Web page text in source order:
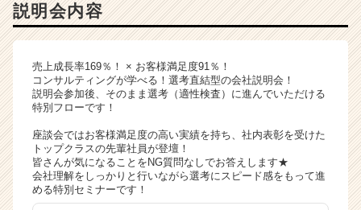
カ
ウ
ト
届
く
就
活
サ
説明会内容
売上成長率169％！ × お客様満足度91％！
コンサルティングが学べる！選考直結型の会社説明会！
説明会参加後、そのまま選考（適性検査）に進んでいただける
特別フローです！
座談会ではお客様満足度の高い実績を持ち、社内表彰を受けた
トップクラスの先輩社員が登壇！
皆さんが気になることをNG質問なしでお答えします★
会社理解をしっかりと行いながら選考にスピード感をもって進
める特別セミナーです！